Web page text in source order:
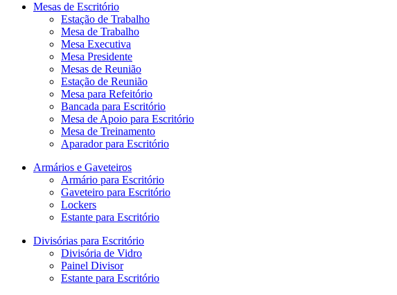
Mesas de Escritório
Estação de Trabalho
Mesa de Trabalho
Mesa Executiva
Mesa Presidente
Mesas de Reunião
Estação de Reunião
Mesa para Refeitório
Bancada para Escritório
Mesa de Apoio para Escritório
Mesa de Treinamento
Aparador para Escritório
Armários e Gaveteiros
Armário para Escritório
Gaveteiro para Escritório
Lockers
Estante para Escritório
Divisórias para Escritório
Divisória de Vidro
Painel Divisor
Estante para Escritório